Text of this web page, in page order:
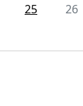
25 26